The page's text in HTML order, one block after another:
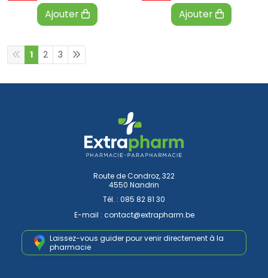
Ajouter Ajouter
1 2 3
Route de Condroz, 322
4550 Nandrin
Tél. : 085 82 81 30
E-mail : contact@extrapharm.be
Laissez-vous guider pour venirdirectement à la
pharmacie